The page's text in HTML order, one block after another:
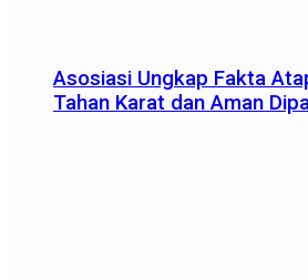
Asosiasi Ungkap Fakta
Tahan Karat dan Aman